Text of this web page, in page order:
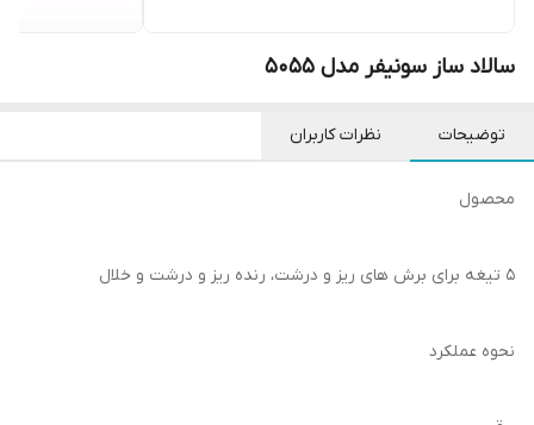
سالاد ساز سونیفر مدل 5055
توضیحات نظرات کاربران
محصول
۵ تیغه برای برش های ریز و درشت، رنده ریز و درشت و خلال
نحوه عملکرد